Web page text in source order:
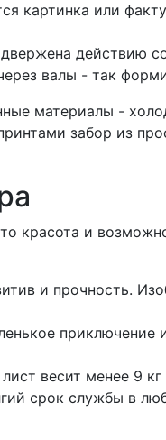
картинка или
действию
валы - так
материалы -
забор из
красота и
и прочность.
весит менее 9
срок службы в